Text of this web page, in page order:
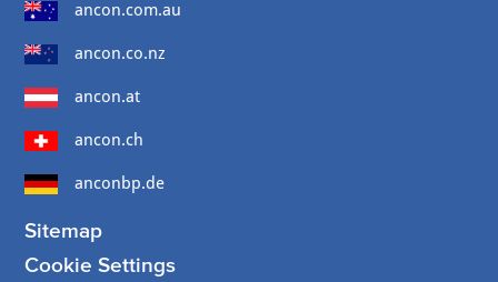
ancon.com.au
ancon.co.nz
ancon.at
ancon.ch
anconbp.de
Sitemap
Cookie Settings